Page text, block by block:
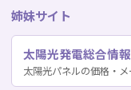
姉妹サイト
太陽光発電総合情報
太陽光パネルの価格・